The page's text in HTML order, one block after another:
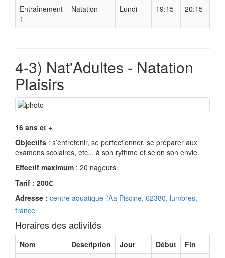
Entraînement
1
Natation Lundi 19:15 20:15
4-3) Nat'Adultes - Natation
Plaisirs
16 ans et +
Objectifs : s’entretenir, se perfectionner, se préparer aux
examens scolaires, etc... à son rythme et selon son envie.
Effectif maximum : 20 nageurs
Tarif : 200€
Adresse : centre aquatique l'Aa Piscine, 62380, lumbres,
france
Horaires des activités
Nom Description Jour Début
Fin